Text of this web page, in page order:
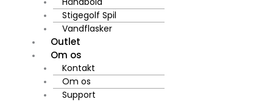
Stigegolf Spil
Vandflasker
Outlet
Om os
Kontakt
Om os
Support